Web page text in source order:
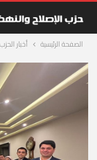
الصفحة الرئيسية أخبار الحزب